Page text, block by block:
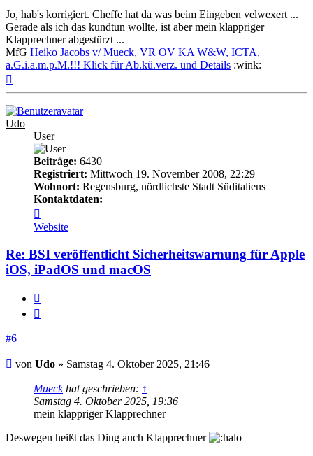
Jo, hab's korrigiert. Cheffe hat da was beim Eingeben velwexert ...
Gerade als ich das kundtun wollte, ist aber mein klappriger
Klapprechner abgestürzt ...
MfG Heiko Jacobs v/ Mueck, VR OV KA W&W, ICTA,
a.G.i.a.m.p.M.!!! Klick für Ab.kü.verz. und Details :wink:
Udo
User
Beiträge: 6430
Registriert: Mittwoch 19. November 2008, 22:29
Wohnort: Regensburg, nördlichste Stadt Süditaliens
Kontaktdaten:
von
Udo
Website
Re: BSI veröffentlicht Sicherheitswarnung für Apple
iOS, iPadOS und macOS
#6
Beitrag
von Udo » Samstag 4. Oktober 2025, 21:46
Mueckhat geschrieben: ↑
Samstag 4. Oktober 2025, 19:36
mein klappriger Klapprechner
Deswegen heißt das Ding auch Klapprechner